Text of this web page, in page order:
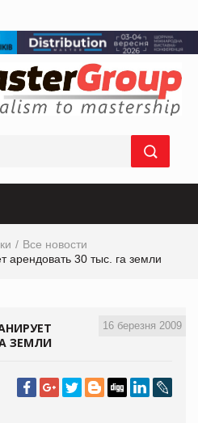
Все новости
арендовать 30 тыс. га земли
16 березня 2009
ЗЕМЛИ